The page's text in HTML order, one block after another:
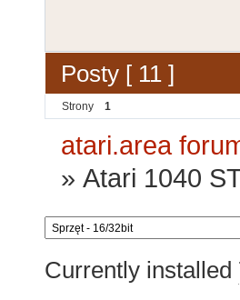
Posty [ 11 ]
Strony 1
atari.area
»Atari 1040
Currently installed